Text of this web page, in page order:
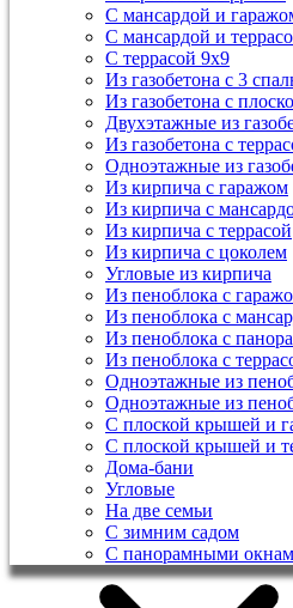
С мансардой и
С мансардой и
С террасой 9х9
Из газобетона с 3
Из газобетона с
Двухэтажные из
Из газобетона с
Одноэтажные из
Из кирпича с гаражом
Из кирпича с
Из кирпича с террасой
Из кирпича с цоколем
Угловые из кирпича
Из пеноблока с
Из пеноблока с
Из пеноблока с
Из пеноблока с
Одноэтажные из
Одноэтажные из
С плоской крышей и
С плоской крышей и
Дома-бани
Угловые
На две семьи
С зимним садом
С панорамными